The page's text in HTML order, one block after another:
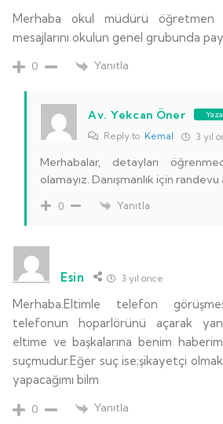
Merhaba okul müdürü
mesajlarını okulun genel grubunda
0 Yanıtla
Av. Yekcan Öner
Reply to Kemal 3 yıl
Merhabalar, detayları
olamayız. Danışmanlık için randevu
0 Yanıtla
Esin 3 yıl önce
Merhaba.Eltimle telefon
telefonun hoparlörünü açarak
eltime ve başkalarına benim
suçmudur.Eğer suç ise;şikayetçi
yapacağımı bilm
0 Yanıtla